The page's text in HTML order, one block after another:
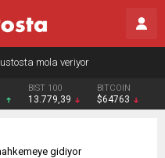
kontrol mü, kolonializm mi?
BIST 100
13.779,39
BITCOIN
$64763
gidiyor